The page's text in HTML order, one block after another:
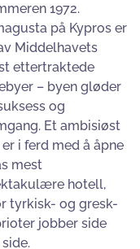
1972.
på Kypros er
Middelhavets
ettertraktede
– byen gløder
og
Et ambisiøst
er i ferd med å åpne
mest
hotell,
tyrkisk- og gresk-
jobber side